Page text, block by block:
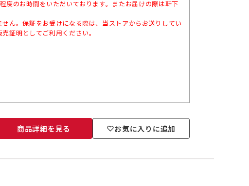
度のお時間をいただいております。またお届けの際は軒下
ん。保証をお受けになる際は、当ストアからお送りしてい
証明としてご利用ください。
商品詳細を見る お気に入りに追加